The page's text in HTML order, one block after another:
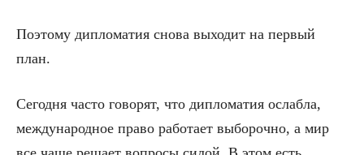
Поэтому дипломатия снова выходит на первый
план.
Сегодня часто говорят, что дипломатия ослабла,
международное право работает выборочно, а мир